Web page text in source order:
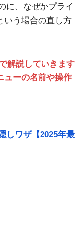
に、なぜかプライ
いう場合の直し方
解説していきます
ューの名前や操作
しワザ【2025年最